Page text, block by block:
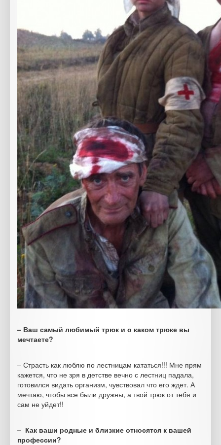
– Ваш самый любимый трюк и о каком трюке вы
мечтаете?
– Страсть как люблю по лестницам кататься!!! Мне прям
кажется, что не зря в детстве вечно с лестниц падала,
готовился видать организм, чувствовал что его ждет. А
мечтаю, чтобы все были дружны, а твой трюк от тебя и
сам не уйдет!!
– Как ваши родные и близкие относятся к вашей
профессии?